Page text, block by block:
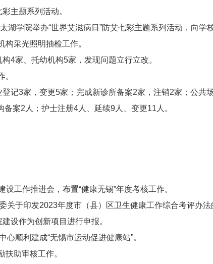
主题系列活动。
湖学院举办“世界艾滋病日”防艾七彩主题系列活动，向学
构采光照明抽检工作。
4家、托幼机构5家，发现问题立行立改。
。
记3家，变更5家；完成新诊所备案2家，注销2家；公
案2人；护士注册4人、延续9人、变更11人。
设工作推进会，布置“健康无锡”年度考核工作。
关于印发2023年度市（县）区卫生健康工作综合考评办
设作为创新项目进行申报。
心顺利建成“无锡市运动促进健康站”。
扶助审核工作。